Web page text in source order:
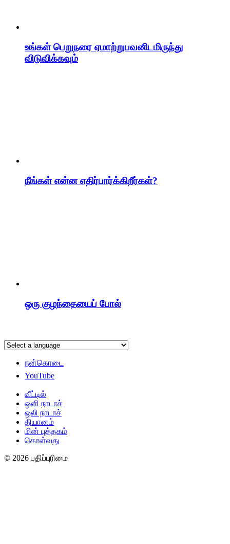
உங்கள் பெறுநரை ஏமாற்றுபவனிடமிருந்து
விடுவிக்கவும்
நீங்கள் என்ன எதிர்பார்க்கிறீர்கள்?
ஒரு குழந்தையைப் போல்
நன்கொடை
YouTube
வீட்டில்
ஒளி நாடாச்
ஒலி நாடாச்
தியானம்
மின் புத்தகம்
கொள்வது
© 2026 பதிப்புரிமை